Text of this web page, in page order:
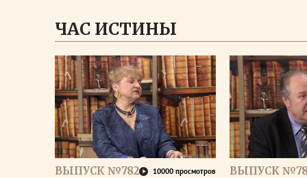
ЧАС ИСТИНЫ
ВЫПУСК №782 10000 просмотров ВЫПУСК